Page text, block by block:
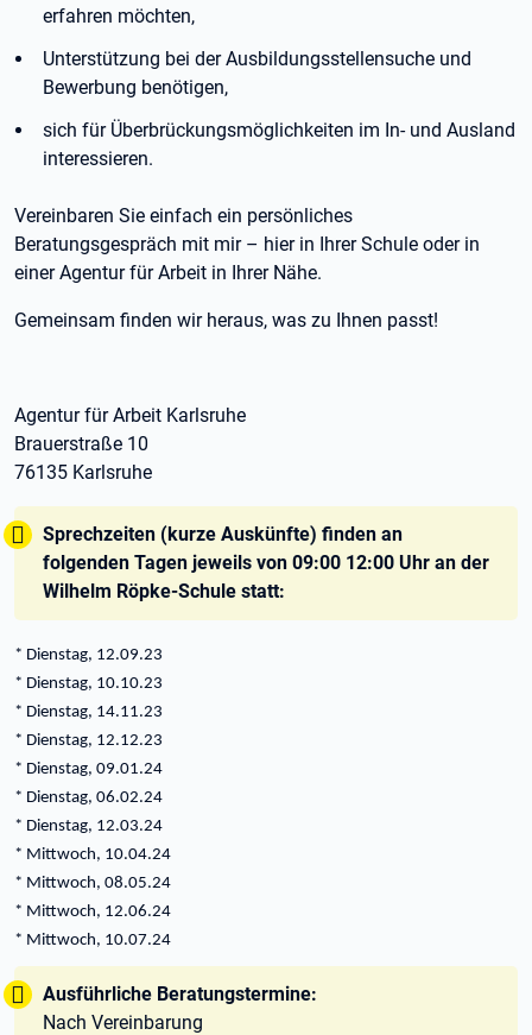
erfahren möchten,
Unterstützung bei der Ausbildungsstellensuche und
Bewerbung benötigen,
sich für Überbrückungsmöglichkeiten im In- und Ausland
interessieren.
Vereinbaren Sie einfach ein persönliches
Beratungsgespräch mit mir – hier in Ihrer Schule oder in
einer Agentur für Arbeit in Ihrer Nähe.
Gemeinsam finden wir heraus, was zu Ihnen passt!
Agentur für Arbeit Karlsruhe
Brauerstraße 10
76135 Karlsruhe
Tipp:
Sprechzeiten (kurze Auskünfte) finden an
folgenden Tagen jeweils von 09:00 12:00 Uhr an der
Wilhelm Röpke-Schule statt:
* Dienstag, 12.09.23
* Dienstag, 10.10.23
* Dienstag, 14.11.23
* Dienstag, 12.12.23
* Dienstag, 09.01.24
* Dienstag, 06.02.24
* Dienstag, 12.03.24
* Mittwoch, 10.04.24
* Mittwoch, 08.05.24
* Mittwoch, 12.06.24
* Mittwoch, 10.07.24
Tipp:
Ausführliche Beratungstermine:
Nach Vereinbarung